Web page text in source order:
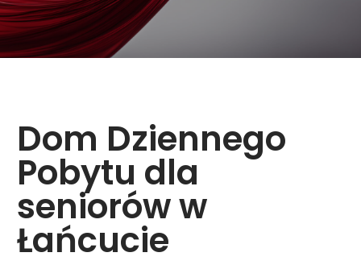
Dom Dziennego
Pobytu dla
seniorów w
Łańcucie